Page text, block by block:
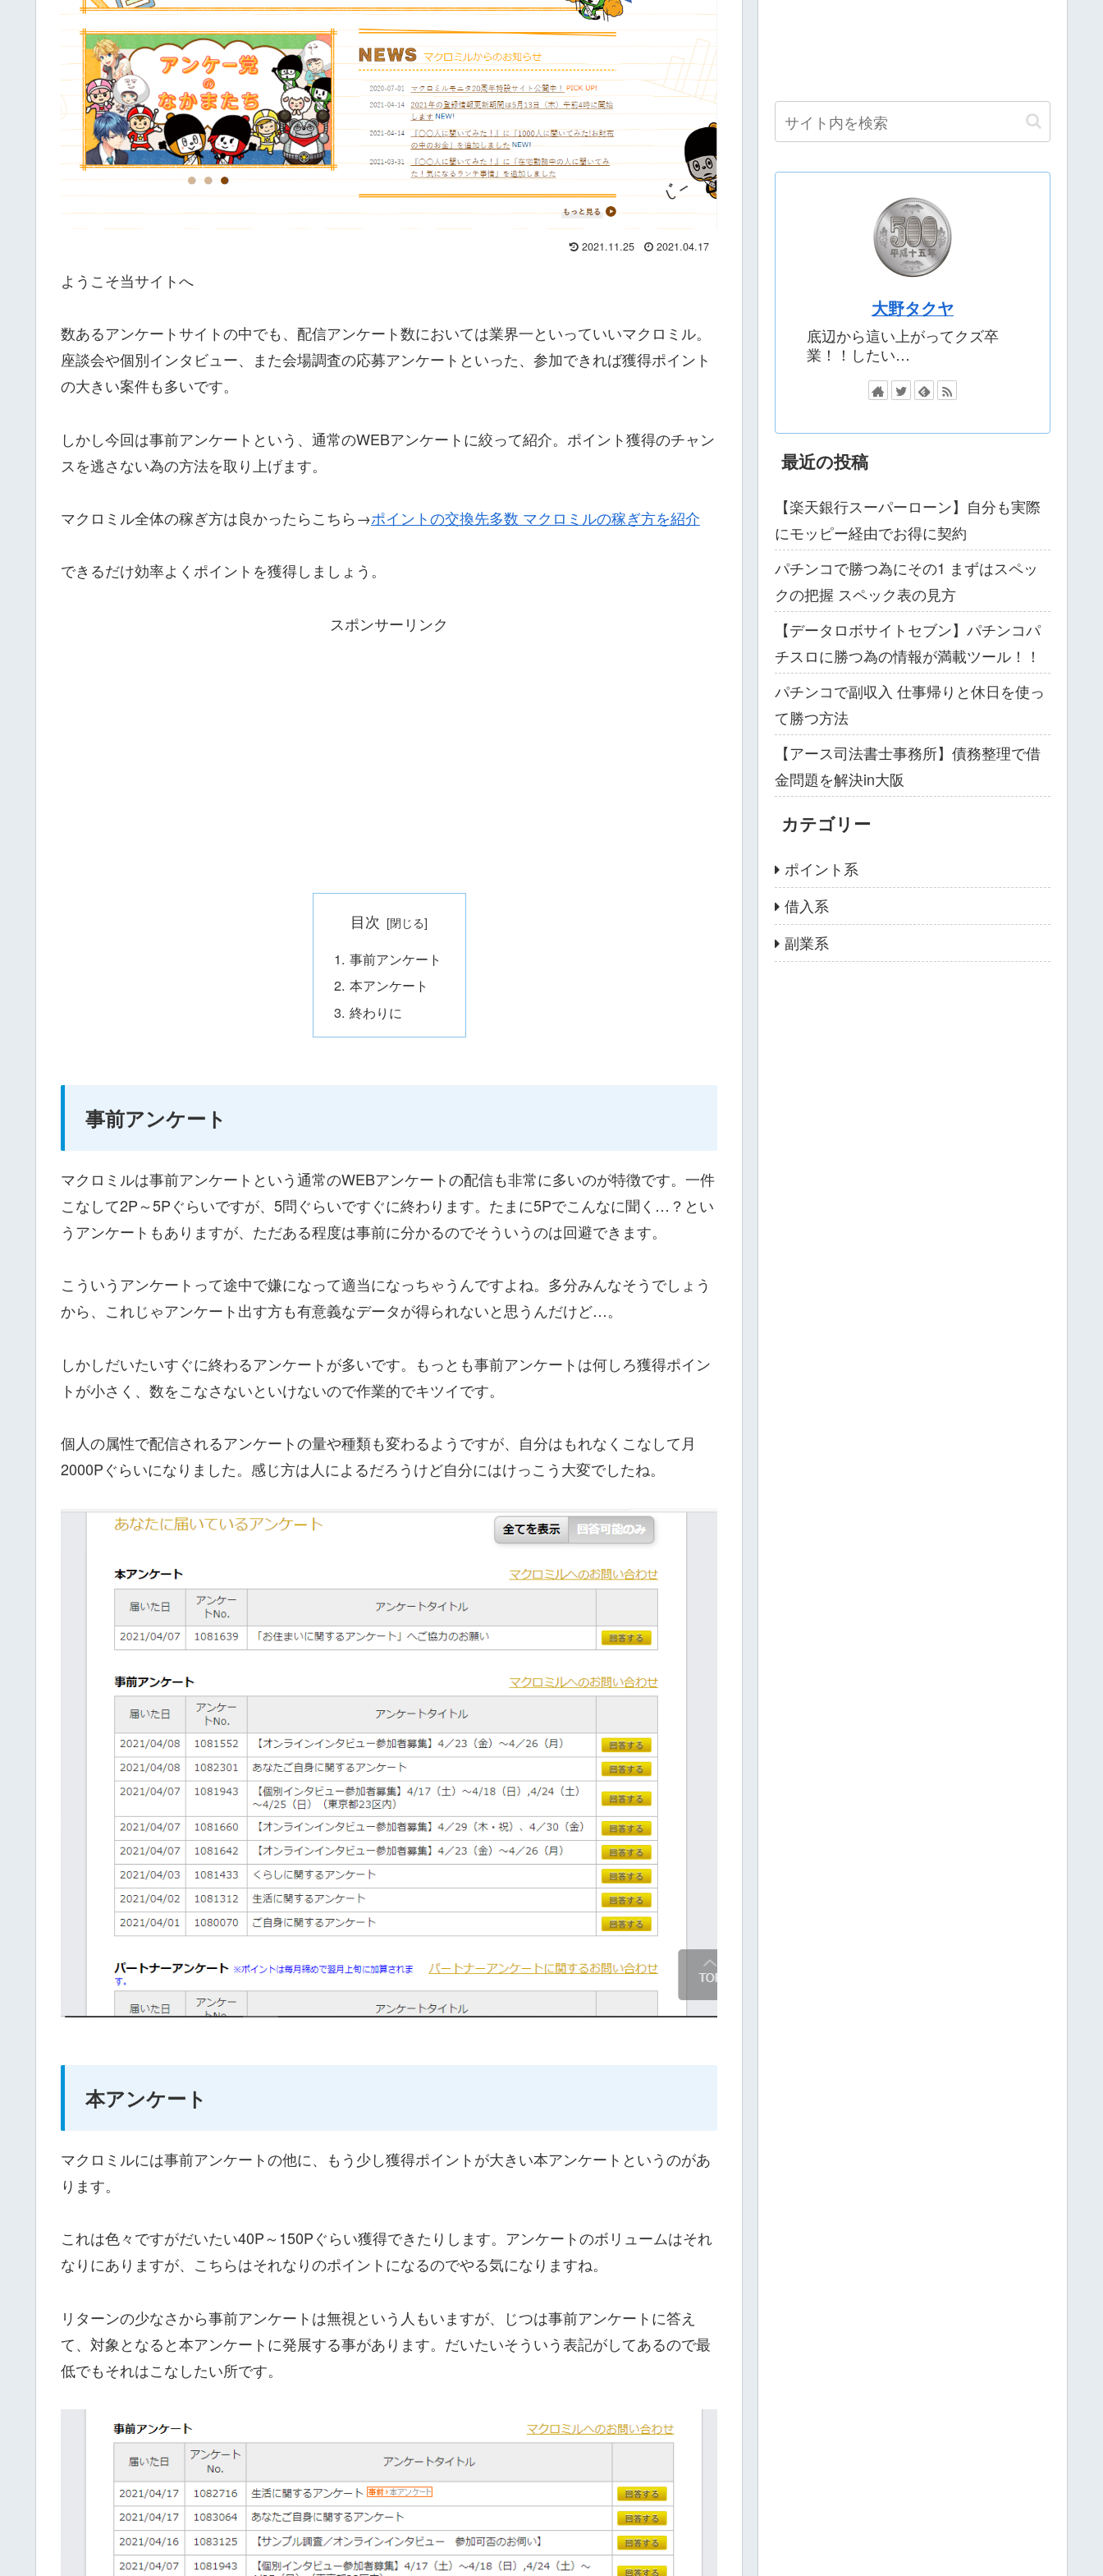
2021.11.25 2021.04.17
ようこそ当サイトへ
数あるアンケートサイトの中でも、配信アンケート数においては業界一といっていいマクロミル。
座談会や個別インタビュー、また会場調査の応募アンケートといった、参加できれば獲得ポイント
の大きい案件も多いです。
しかし今回は事前アンケートという、通常のWEBアンケートに絞って紹介。ポイント獲得のチャン
スを逃さない為の方法を取り上げます。
マクロミル全体の稼ぎ方は良かったらこちら→ポイントの交換先多数 マクロミルの稼ぎ方を紹介
できるだけ効率よくポイントを獲得しましょう。
スポンサーリンク
目次
事前アンケート
本アンケート
終わりに
事前アンケート
マクロミルは事前アンケートという通常のWEBアンケートの配信も非常に多いのが特徴です。一件
こなして2P～5Pぐらいですが、5問ぐらいですぐに終わります。たまに5Pでこんなに聞く…？とい
うアンケートもありますが、ただある程度は事前に分かるのでそういうのは回避できます。
こういうアンケートって途中で嫌になって適当になっちゃうんですよね。多分みんなそうでしょう
から、これじゃアンケート出す方も有意義なデータが得られないと思うんだけど…。
しかしだいたいすぐに終わるアンケートが多いです。もっとも事前アンケートは何しろ獲得ポイン
トが小さく、数をこなさないといけないので作業的でキツイです。
個人の属性で配信されるアンケートの量や種類も変わるようですが、自分はもれなくこなして月
2000Pぐらいになりました。感じ方は人によるだろうけど自分にはけっこう大変でしたね。
本アンケート
マクロミルには事前アンケートの他に、もう少し獲得ポイントが大きい本アンケートというのがあ
ります。
これは色々ですがだいたい40P～150Pぐらい獲得できたりします。アンケートのボリュームはそれ
なりにありますが、こちらはそれなりのポイントになるのでやる気になりますね。
リターンの少なさから事前アンケートは無視という人もいますが、じつは事前アンケートに答え
て、対象となると本アンケートに発展する事があります。だいたいそういう表記がしてあるので最
低でもそれはこなしたい所です。
大野タクヤ
底辺から這い上がってクズ卒
業！！したい…
最近の投稿
【楽天銀行スーパーローン】自分も実際
にモッピー経由でお得に契約
パチンコで勝つ為にその1 まずはスペッ
クの把握 スペック表の見方
【データロボサイトセブン】パチンコパ
チスロに勝つ為の情報が満載ツール！！
パチンコで副収入 仕事帰りと休日を使っ
て勝つ方法
【アース司法書士事務所】債務整理で借
金問題を解決in大阪
カテゴリー
ポイント系
借入系
副業系